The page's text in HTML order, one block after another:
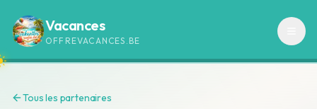
Vacances
OFFREVACANCES.BE
Tous les partenaires